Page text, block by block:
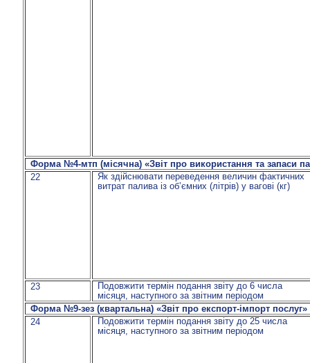
Форма №4-мтп (місячна) «Звіт про використання та запаси
22
Як здійснювати переведення величин фактичних
витрат палива із об’ємних (літрів) у вагові (кг)
23
Подовжити термін подання звіту до 6 числа
місяця, наступного за звітним періодом
Форма №9-зез (квартальна) «Звіт про експорт-імпорт послуг»
24
Подовжити термін подання звіту до 25 числа
місяця, наступного за звітним періодом